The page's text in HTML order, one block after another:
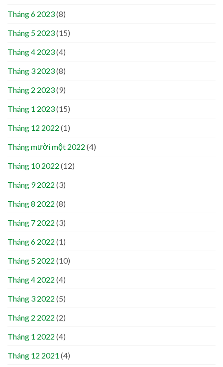
Tháng 6 2023(8)
Tháng 5 2023(15)
Tháng 4 2023(4)
Tháng 3 2023(8)
Tháng 2 2023(9)
Tháng 1 2023(15)
Tháng 12 2022 (1)
Tháng mười một 2022 (4)
Tháng 10 2022 (12)
Tháng 9 2022 (3)
Tháng 8 2022 (8)
Tháng 7 2022 (3)
Tháng 6 2022 (1)
Tháng 5 2022 (10)
Tháng 4 2022 (4)
Tháng 3 2022 (5)
Tháng 2 2022 (2)
Tháng 1 2022 (4)
Tháng 12 2021 (4)